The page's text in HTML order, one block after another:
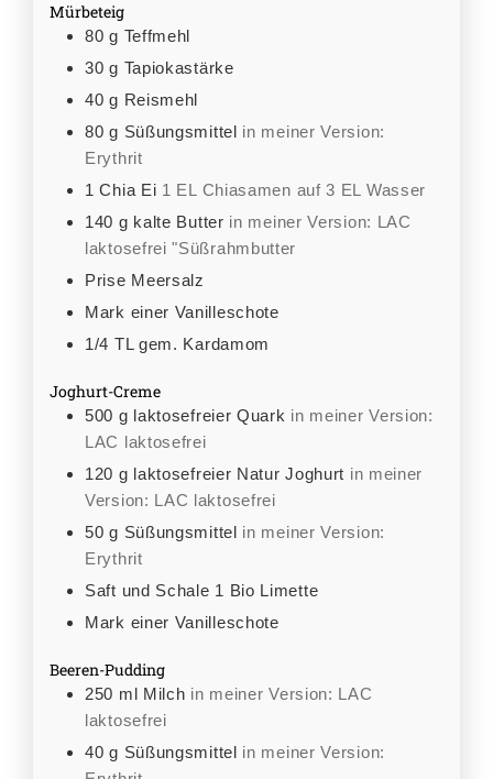
Mürbeteig
80 g Teffmehl
30 g Tapiokastärke
40 g Reismehl
80 g Süßungsmittel in meiner Version:
Erythrit
1 Chia Ei 1 EL Chiasamen auf 3 EL Wasser
140 g kalte Butter in meiner Version: LAC
laktosefrei "Süßrahmbutter
Prise Meersalz
Mark einer Vanilleschote
1/4 TL gem. Kardamom
Joghurt-Creme
500 g laktosefreier Quark in meiner Version:
LAC laktosefrei
120 g laktosefreier Natur Joghurt in meiner
Version: LAC laktosefrei
50 g Süßungsmittel in meiner Version:
Erythrit
Saft und Schale 1 Bio Limette
Mark einer Vanilleschote
Beeren-Pudding
250 ml Milch in meiner Version: LAC
laktosefrei
40 g Süßungsmittel in meiner Version: